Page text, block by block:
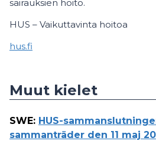
sairauksien hoito.
HUS – Vaikuttavinta hoitoa
hus.fi
Muut kielet
SWE: HUS-
sammanträder den 11 maj